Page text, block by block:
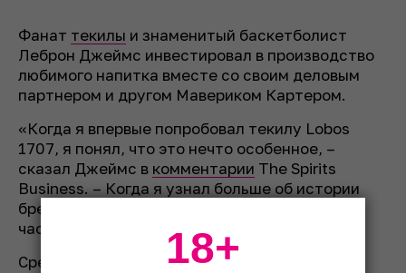
Фанат текилы и знаменитый баскетболист
Леброн Джеймс инвестировал в производство
любимого напитка вместе со своим деловым
партнером и другом Мавериком Картером.
«Когда я впервые попробовал текилу Lobos
1707, я понял, что это нечто особенное, –
сказал Джеймс в комментарии The Spirits
Business. – Когда я узнал больше об истории
бренда и команде, то понял, что хочу быть
частью этого».
Среди других инвесторов проекта:
18+